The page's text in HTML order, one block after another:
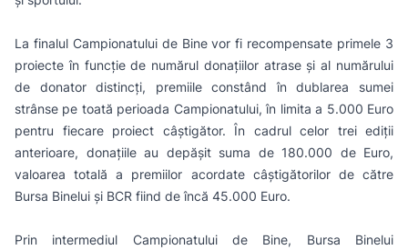
La finalul Campionatului de Bine vor fi recompensate primele 3
proiecte în funcţie de numărul donațiilor atrase și al numărului
de donator distincți, premiile constând în dublarea sumei
strânse pe toată perioada Campionatului, în limita a 5.000 Euro
pentru fiecare proiect câştigător. În cadrul celor trei ediţii
anterioare, donaţiile au depăşit suma de 180.000 de Euro,
valoarea totală a premiilor acordate câştigătorilor de către
Bursa Binelui și BCR fiind de încă 45.000 Euro.
Prin intermediul Campionatului de Bine, Bursa Binelui